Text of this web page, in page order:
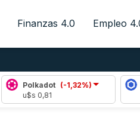
Finanzas 4.0 Empleo
Polkadot (-1,32%)
u$s 0,81
u$s